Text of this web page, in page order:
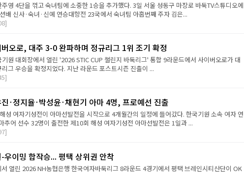
영 4단을 꺾고 숙녀팀에 소중한 1승을 추가했다. 3일 서울 성동구 마장로 바둑TV스튜디오에
배 신사·숙녀·신예 연승대항전 23국에서 숙녀팀 아홉번째 주자 김은...
오로, 대주 3-0 완파하며 정규리그 1위 조기 확정
원 대회장에서 열린 '2026 STIC CUP 챌린지 바둑리그' 통합 9라운드에서 사이버오로가 대
그 우승을 확정지었다. 지난 라운드 포스트시즌 진출이 ...
·정지율·박성윤·채현기 아마 4명, 프로예선 진출
성 여자기성전이 아마선발전을 시작으로 4개월간의 일정에 들어갔다. 한국기원 소속 여자 연
추어 선수 32명이 출전한 제10회 해성 여자기성전 아마선발전은 1일과 ...
이밍 합작승... 평택 상위권 안착
열린 2026 NH농협은행 한국여자바둑리그 8라운드 4경기에서 평택 브레인시티산단이 OK